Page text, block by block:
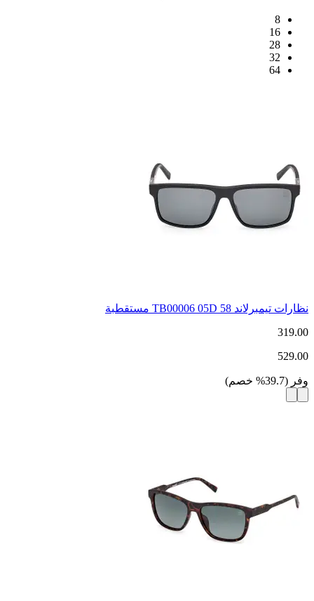
8
16
28
32
64
نظارات تيمبرلاند TB00006 05D 58 مستقطبة
319.00
529.00
وفر (
39.7
% خصم)